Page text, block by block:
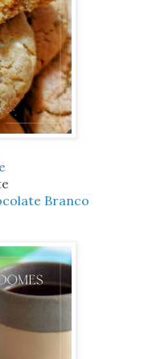
Branco